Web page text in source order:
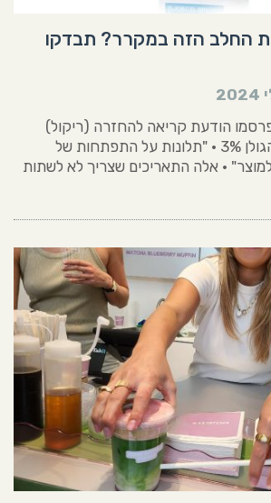
החלב הזה במקרר? תבדקו
הודעת קריאה להחזרה (ריקול)
לקרטוני חלב טרי מהגולן 3% • "תלונות על התפתחות של
למוצר" • אלה התאריכים שצריך לא לשתות